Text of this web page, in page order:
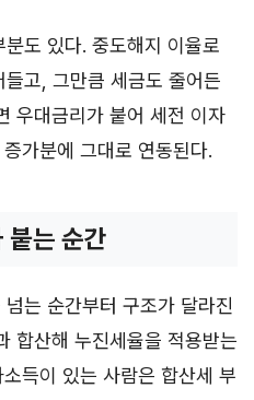
도 있다. 중도해지 이율로
고, 그만큼 세금도 줄어든
우대금리가 붙어 세전 이자
가분에 그대로 연동된다.
붙는 순간
는 순간부터 구조가 달라진
합산해 누진세율을 적용받는
득이 있는 사람은 합산세 부